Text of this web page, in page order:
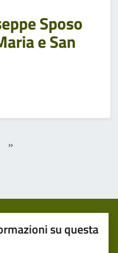
Sposo
e San
»
su questa